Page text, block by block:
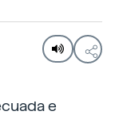
e